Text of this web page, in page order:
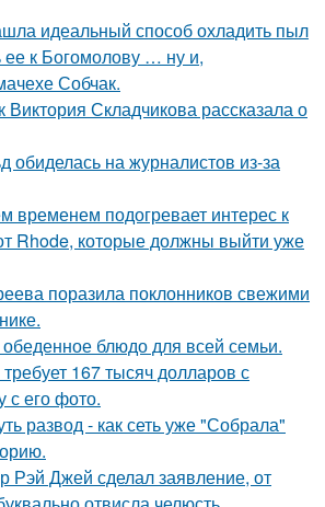
идеальный способ охладить пыл
ее к Богомолову … ну и,
Собчак.
Виктория Складчикова рассказала о
обиделась на журналистов из-за
временем подогревает интерес к
Rhode, которые должны выйти уже
поразила поклонников свежими
блюдо для всей семьи.
167 тысяч долларов с
с его фото.
развод - как сеть уже "Собрала"
Рэй Джей сделал заявление, от